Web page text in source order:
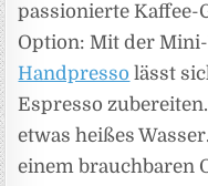
passionierte Kaffee-
Option: Mit der
Handpresso lässt
Espresso
etwas heißes
einem brauchbaren